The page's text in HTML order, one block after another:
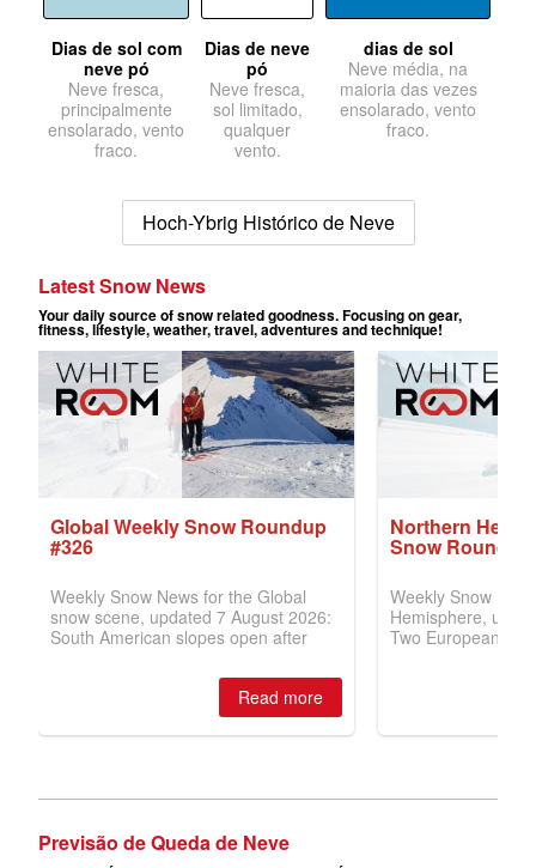
Dias de sol com
neve pó
Neve fresca,
principalmente
ensolarado, vento
fraco.
Dias de neve
pó
Neve fresca,
sol limitado,
qualquer
vento.
dias de sol
Neve média, na
maioria das vezes
ensolarado, vento
fraco.
Hoch-Ybrig Histórico de Neve
Previsão de Queda de Neve